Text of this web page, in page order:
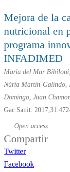
Mejora de la
nutricional en
programa
INFADIMED
Maria del Mar
Núria Martín-Galindo,
Domingo, Juan
Gac Sanit.
Open access
Compartir
Twitter
Facebook